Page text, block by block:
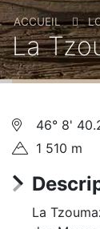
Fil
ACCUEIL
La
46° 8'
1 510 m
La